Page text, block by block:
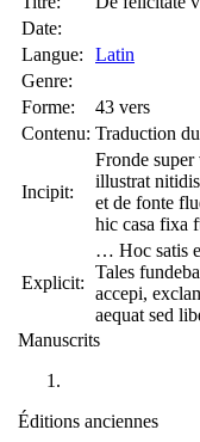
Date:
Langue:
Latin
Genre:
Forme:
43 vers
Contenu: Traduction du
Incipit:
Fronde
illustrat
et de fonte
hic casa fixa
Explicit:
… Hoc satis
Tales
accepi,
aequat sed
Manuscrits
Éditions anciennes